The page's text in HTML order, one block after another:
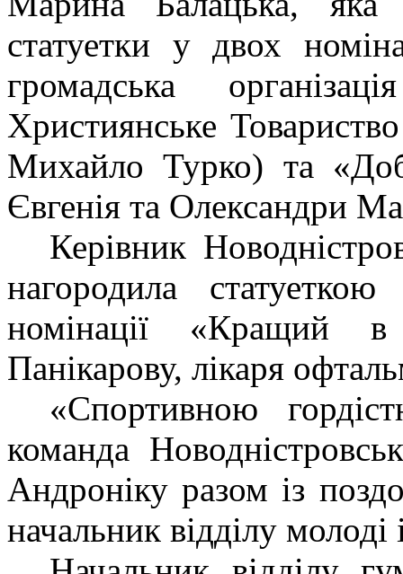
статуетки у двох
громадська
Християнське
Михайло Турко) та
Євгенія та Олександри
Керівник
нагородила
номінації «Кращий в
Панікарову, лікаря
«Спортивною
команда
Андроніку разом із
начальник відділу